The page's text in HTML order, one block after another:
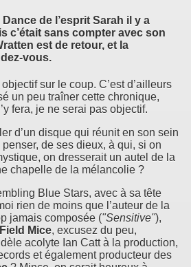
de l’esprit Sarah il y a
c’était sans compter avec son
est de retour, et la
vous.
sur le coup. C’est d’ailleurs
un peu traîner cette chronique,
fera, je ne serai pas objectif.
d’un disque qui réunit en son sein
de ses dieux, à qui, si on
on dresserait un autel de la
chapelle de la mélancolie ?
Blue Stars, avec à sa tête
rien de moins que l’auteur de la
jamais composée ("Sensitive"),
Field Mice, excusez du peu,
acolyte Ian Catt à la production,
et également producteur des